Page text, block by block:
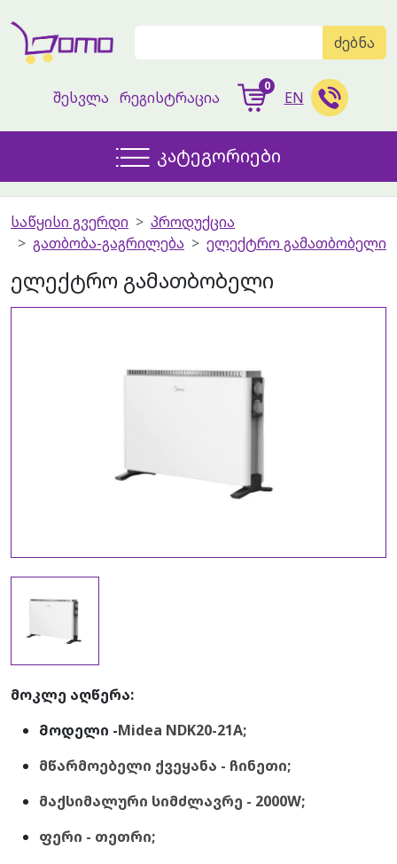
ძებნა
შესვლა რეგისტრაცია
0
EN
კატეგორიები
საწყისი გვერდი
პროდუქცია
გათბობა-გაგრილება
ელექტრო გამათბობელი
ელექტრო გამათბობელი
მოკლე აღწერა:
Მოდელი -Midea NDK20-21A;
მწარმოებელი ქვეყანა - ჩინეთი;
მაქსიმალური სიმძლავრე - 2000W;
ფერი - თეთრი;